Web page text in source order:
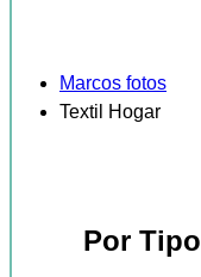
Marcos fotos
Textil Hogar
Por Tipo